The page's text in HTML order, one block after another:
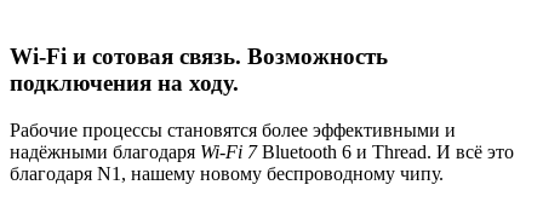
Wi-Fi и сотовая связь. Возможность
подключения на ходу.
Рабочие процессы становятся более эффективными и
надёжными благодаря Wi-Fi 7Bluetooth 6 и Thread. И всё это
благодаря N1, нашему новому беспроводному чипу.